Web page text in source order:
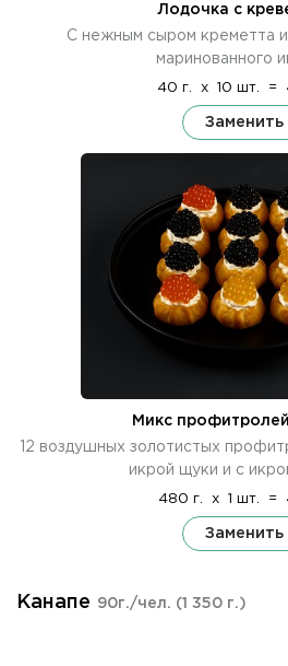
Лодочка с
С нежным сыром креметта и
маринованного
40 г. x 10 шт. =
Заменить
Микс
12 воздушных золотистых
икрой щуки и с
480 г. x 1 шт. =
Заменить
Канапе 90г./чел. (1 350 г.)